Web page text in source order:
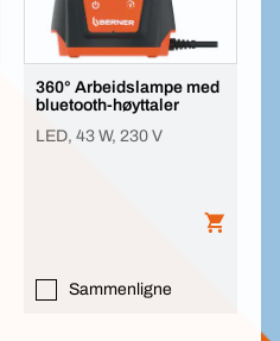
360° Arbeidslampe med
bluetooth-høyttaler
LED, 43 W, 230 V
Sammenligne